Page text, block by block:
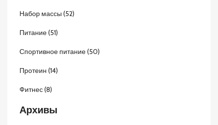
Набор массы (52)
Питание(51)
Спортивное питание(50)
Протеин (14)
Фитнес(8)
Архивы